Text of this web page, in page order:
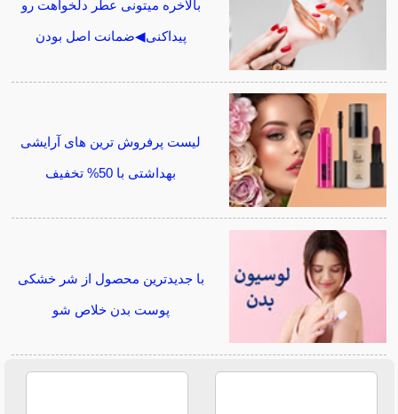
بالاخره میتونی عطر دلخواهت رو
پیداکنی◀ضمانت اصل بودن
لیست پرفروش ترین های آرایشی
بهداشتی با 50% تخفیف
با جدیدترین محصول از شر خشکی
پوست بدن خلاص شو